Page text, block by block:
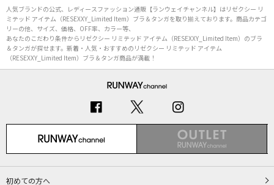
人気ブランドの公式、レディースファッション通販【ランウェイチャンネル】はリゼクシー リ
ミテッド アイテム（RESEXXY_Limited Item）ブラ＆タンガを取り揃えております。商品カテゴ
リーの他、サイズ、価格、OFF率、カラー等、
あなたのこだわり条件からリゼクシー リミテッド アイテム（RESEXXY_Limited Item）のブラ
＆タンガが探せます。新着・人気・おすすめのリゼクシー リミテッド アイテム
（RESEXXY_Limited Item）ブラ＆タンガ商品が満載！
初めての方へ